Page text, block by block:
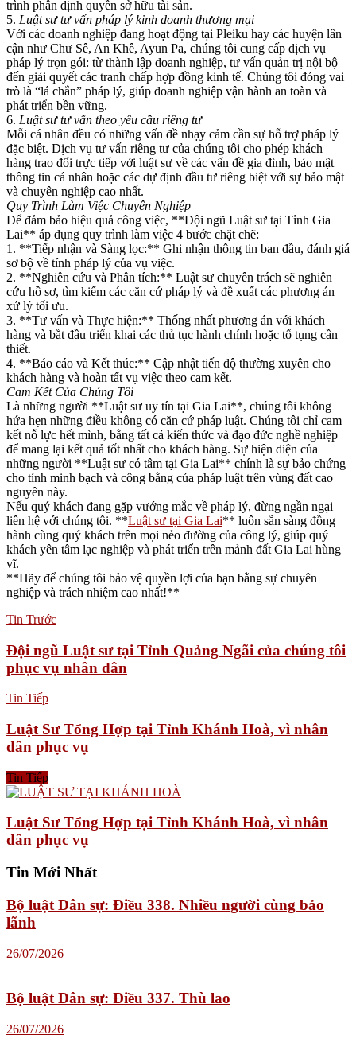
trình phân định quyền sở hữu tài sản.
5. Luật sư tư vấn pháp lý kinh doanh thương mại
Với các doanh nghiệp đang hoạt động tại Pleiku hay các huyện lân
cận như Chư Sê, An Khê, Ayun Pa, chúng tôi cung cấp dịch vụ
pháp lý trọn gói: từ thành lập doanh nghiệp, tư vấn quản trị nội bộ
đến giải quyết các tranh chấp hợp đồng kinh tế. Chúng tôi đóng vai
trò là “lá chắn” pháp lý, giúp doanh nghiệp vận hành an toàn và
phát triển bền vững.
6. Luật sư tư vấn theo yêu cầu riêng tư
Mỗi cá nhân đều có những vấn đề nhạy cảm cần sự hỗ trợ pháp lý
đặc biệt. Dịch vụ tư vấn riêng tư của chúng tôi cho phép khách
hàng trao đổi trực tiếp với luật sư về các vấn đề gia đình, bảo mật
thông tin cá nhân hoặc các dự định đầu tư riêng biệt với sự bảo mật
và chuyên nghiệp cao nhất.
Quy Trình Làm Việc Chuyên Nghiệp
Để đảm bảo hiệu quả công việc, **Đội ngũ Luật sư tại Tỉnh Gia
Lai** áp dụng quy trình làm việc 4 bước chặt chẽ:
1. **Tiếp nhận và Sàng lọc:** Ghi nhận thông tin ban đầu, đánh giá
sơ bộ về tính pháp lý của vụ việc.
2. **Nghiên cứu và Phân tích:** Luật sư chuyên trách sẽ nghiên
cứu hồ sơ, tìm kiếm các căn cứ pháp lý và đề xuất các phương án
xử lý tối ưu.
3. **Tư vấn và Thực hiện:** Thống nhất phương án với khách
hàng và bắt đầu triển khai các thủ tục hành chính hoặc tố tụng cần
thiết.
4. **Báo cáo và Kết thúc:** Cập nhật tiến độ thường xuyên cho
khách hàng và hoàn tất vụ việc theo cam kết.
Cam Kết Của Chúng Tôi
Là những người **Luật sư uy tín tại Gia Lai**, chúng tôi không
hứa hẹn những điều không có căn cứ pháp luật. Chúng tôi chỉ cam
kết nỗ lực hết mình, bằng tất cả kiến thức và đạo đức nghề nghiệp
để mang lại kết quả tốt nhất cho khách hàng. Sự hiện diện của
những người **Luật sư có tâm tại Gia Lai** chính là sự bảo chứng
cho tính minh bạch và công bằng của pháp luật trên vùng đất cao
nguyên này.
Nếu quý khách đang gặp vướng mắc về pháp lý, đừng ngần ngại
liên hệ với chúng tôi. **Luật sư tại Gia Lai** luôn sẵn sàng đồng
hành cùng quý khách trên mọi nẻo đường của công lý, giúp quý
khách yên tâm lạc nghiệp và phát triển trên mảnh đất Gia Lai hùng
vĩ.
**Hãy để chúng tôi bảo vệ quyền lợi của bạn bằng sự chuyên
nghiệp và trách nhiệm cao nhất!**
Tin Trước
Đội ngũ Luật sư tại Tỉnh Quảng Ngãi của chúng tôi
phục vụ nhân dân
Tin Tiếp
Luật Sư Tổng Hợp tại Tỉnh Khánh Hoà, vì nhân
dân phục vụ
Tin Tiếp
Luật Sư Tổng Hợp tại Tỉnh Khánh Hoà, vì nhân
dân phục vụ
Tin Mới Nhất
Bộ luật Dân sự: Điều 338. Nhiều người cùng bảo
lãnh
26/07/2026
Bộ luật Dân sự: Điều 337. Thù lao
26/07/2026